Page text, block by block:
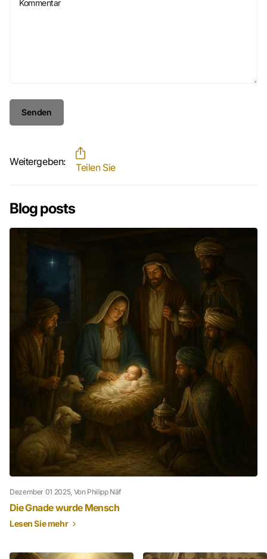
Senden
Weitergeben: Teilen Sie
Blog posts
Dezember 01 2025, Von Philipp Näf
Die Gnade wurde Mensch
Lesen Sie mehr